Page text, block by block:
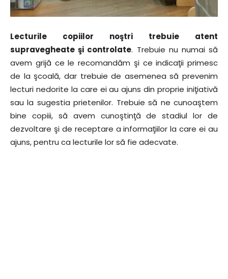
Lecturile copiilor noştri trebuie atent
supravegheate şi controlate. Trebuie nu numai să
avem grijă ce le recomandăm şi ce indicaţii primesc
de la şcoală, dar trebuie de asemenea să prevenim
lecturi nedorite la care ei au ajuns din proprie iniţiativă
sau la sugestia prietenilor. Trebuie să ne cunoaştem
bine copiii, să avem cunoştinţă de stadiul lor de
dezvoltare şi de receptare a informaţiilor la care ei au
ajuns, pentru ca lecturile lor să fie adecvate.